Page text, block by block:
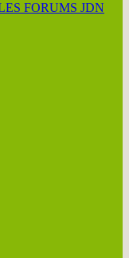
FORUMS JDN